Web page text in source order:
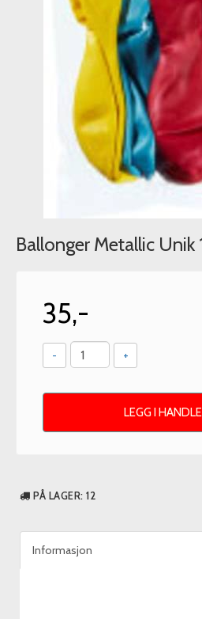
Ballonger Metallic Unik
35,-
- +
LEGG I
PÅ LAGER: 12
Informasjon